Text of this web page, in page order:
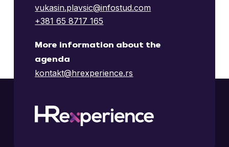
vukasin.plavsic@infostud.com
+381 65 8717 165
More information about the
agenda
kontakt@hrexperience.rs